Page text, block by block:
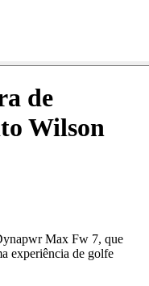
de
Wilson
Max Fw 7, que
experiência de golfe